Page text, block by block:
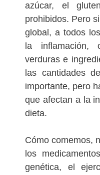
azúcar, el
prohibidos. Pero
global, a todos
la inflamación,
verduras e
las cantidades
importante, pero
que afectan a la
dieta.
Cómo comemos,
los
genética, el